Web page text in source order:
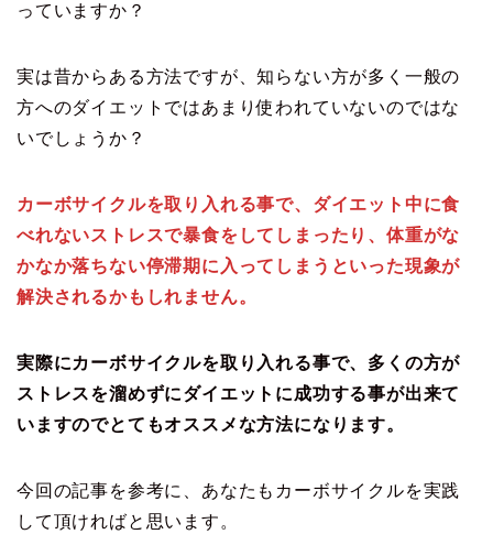
っていますか？
実は昔からある方法ですが、知らない方が多く一般の
方へのダイエットではあまり使われていないのではな
いでしょうか？
カーボサイクルを取り入れる事で、ダイエット中に食
べれないストレスで暴食をしてしまったり、体重がな
かなか落ちない停滞期に入ってしまうといった現象が
解決されるかもしれません。
実際にカーボサイクルを取り入れる事で、多くの方が
ストレスを溜めずにダイエットに成功する事が出来て
いますのでとてもオススメな方法になります。
今回の記事を参考に、あなたもカーボサイクルを実践
して頂ければと思います。